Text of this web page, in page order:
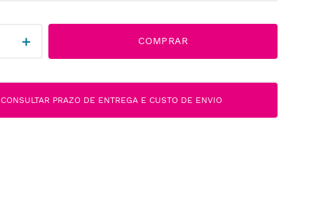
＋ COMPRAR
CONSULTAR PRAZO DE ENTREGA E CUSTO DE ENVIO